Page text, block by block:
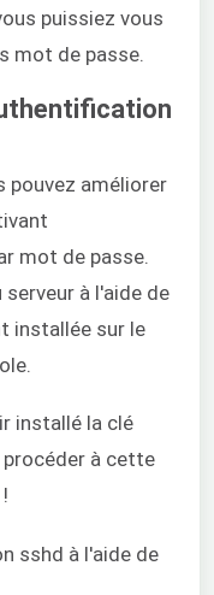
puissiez vous
mot de passe.
pouvez améliorer
mot de passe.
à l'aide de
installée sur le
installé la clé
procéder à cette
sshd à l'aide de